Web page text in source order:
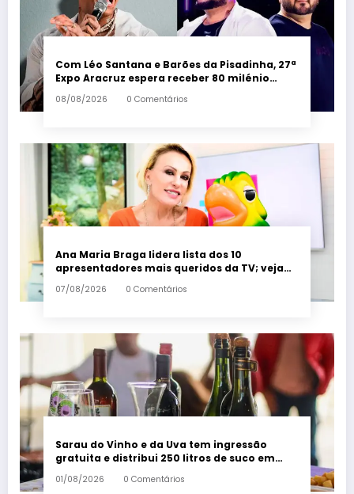
Com Léo Santana e Barões da Pisadinha, 27ª
Expo Aracruz espera receber 80 milénio
visitantes por dia – Em Dia ES
08/08/2026 0 Comentários
Ana Maria Braga lidera lista dos 10
apresentadores mais queridos da TV; veja
ranking – Em Dia ES
07/08/2026 0 Comentários
Sarau do Vinho e da Uva tem ingressão
gratuita e distribui 250 litros de suco em
Santa Teresa – Em Dia ES
01/08/2026 0 Comentários